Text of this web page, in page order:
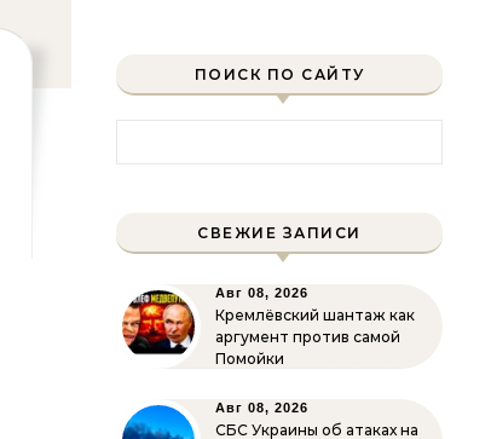
ПОИСК ПО САЙТУ
СВЕЖИЕ ЗАПИСИ
Авг 08, 2026
Кремлёвский шантаж как
аргумент против самой
Помойки
Авг 08, 2026
СБС Украины об атаках на